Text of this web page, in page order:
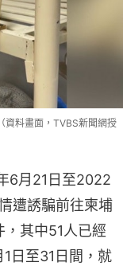
資料畫面，TVBS新聞網授
6月21日至2022
遭誘騙前往柬埔
其中51人已經
日至31日間，就